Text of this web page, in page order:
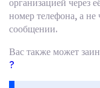
номер телефона, а не
сообщении.
Вас также может
?